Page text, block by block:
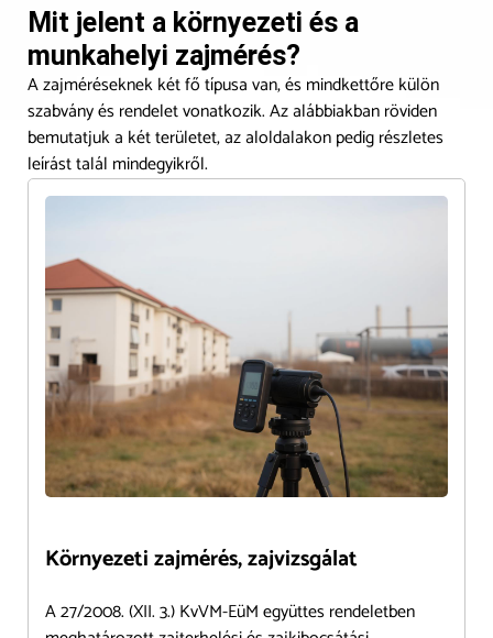
Mit jelent a környezeti és a
munkahelyi zajmérés?
A zajméréseknek két fő típusa van, és mindkettőre külön
szabvány és rendelet vonatkozik. Az alábbiakban röviden
bemutatjuk a két területet, az aloldalakon pedig részletes
leírást talál mindegyikről.
Környezeti zajmérés, zajvizsgálat
A 27/2008. (XII. 3.) KvVM-EüM együttes rendeletben